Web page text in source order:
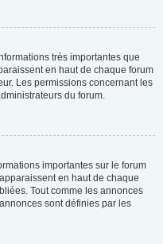
très importantes que
en haut de chaque forum
Les permissions concernant les
du forum.
importantes sur le forum
en haut de chaque
Tout comme les annonces
sont définies par les